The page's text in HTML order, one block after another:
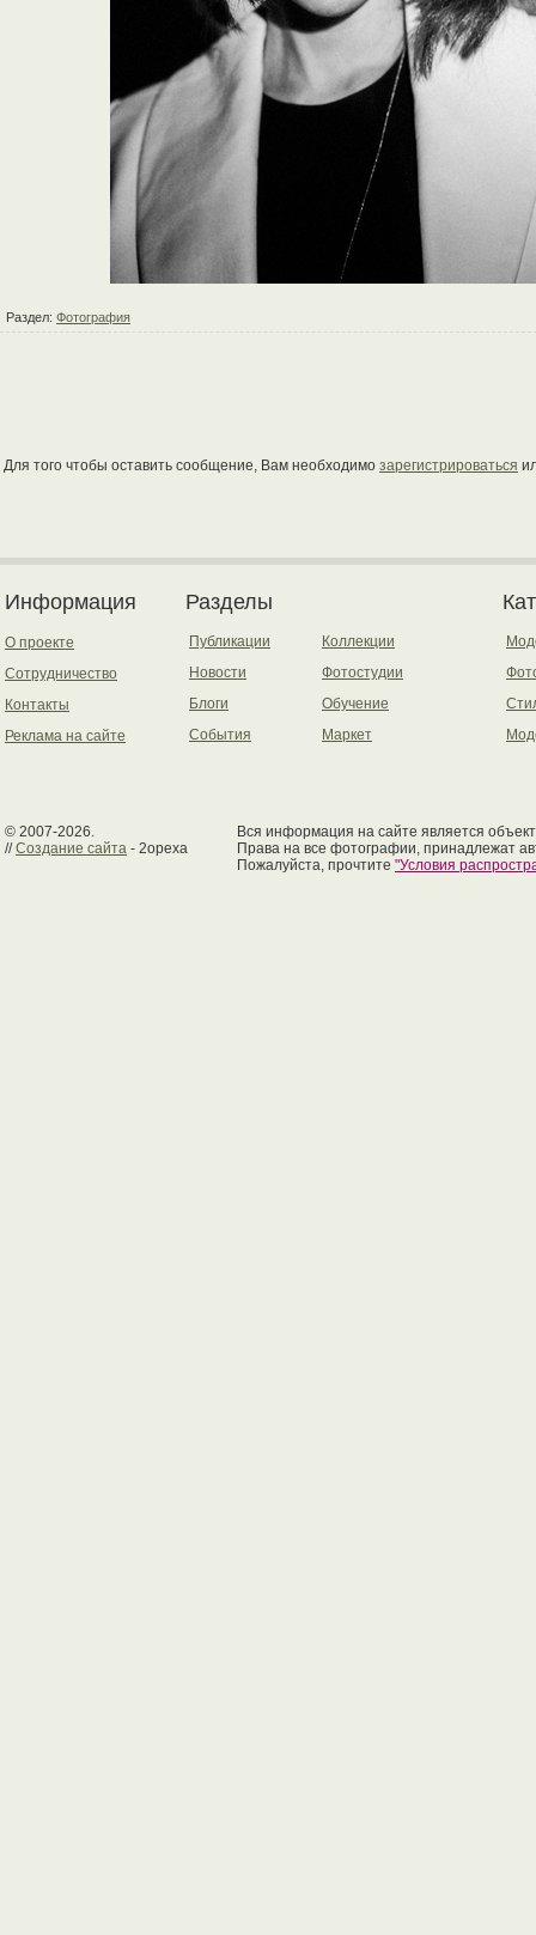
Раздел: Фотография
Для того чтобы оставить сообщение, Вам необходимо зарегистрироваться
Информация
О проекте
Сотрудничество
Контакты
Реклама на сайте
Разделы
Публикации
Новости
Блоги
События
Коллекции
Фотостудии
Обучение
Маркет
© 2007-2026.
//Создание сайта - 2opexa
Вся информация на сайте является
Права на все фотографии, принадлежат
Пожалуйста, прочтите "Условия